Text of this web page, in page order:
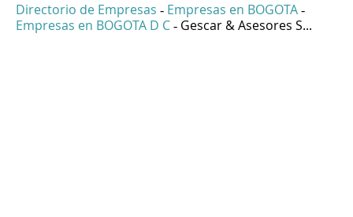
Directorio de Empresas - Empresas en BOGOTA -
Empresas en BOGOTA D C - Gescar & Asesores S...